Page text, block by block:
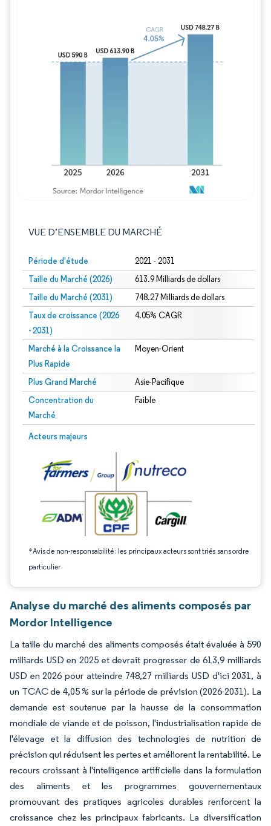
VUE D’ENSEMBLE DU MARCHÉ
Période d'étude 2021 - 2031
Taille du Marché (2026) 613.9 Milliards de dollars
Taille du Marché (2031) 748.27 Milliards de dollars
Taux de croissance (2026
- 2031)
4.05% CAGR
Marché à la Croissance la
Plus Rapide
Moyen-Orient
Plus Grand Marché Asie-Pacifique
Concentration du
Marché
Faible
Acteurs majeurs
*Avis de non-responsabilité : les principaux acteurs sont triés sans ordre
particulier
Image © Mordor Intelligence. La réutilisation nécessite une attribution sous CC
Analyse du marché des aliments composés par
Mordor Intelligence
La taille du marché des aliments composés était évaluée à 590
milliards USD en 2025 et devrait progresser de 613,9 milliards
USD en 2026 pour atteindre 748,27 milliards USD d'ici 2031, à
un TCAC de 4,05 % sur la période de prévision (2026-2031). La
demande est soutenue par la hausse de la consommation
mondiale de viande et de poisson, l'industrialisation rapide de
l'élevage et la diffusion des technologies de nutrition de
précision qui réduisent les pertes et améliorent la rentabilité. Le
recours croissant à l'intelligence artificielle dans la formulation
des aliments et les programmes gouvernementaux
promouvant des pratiques agricoles durables renforcent la
croissance chez les principaux fabricants. La diversification